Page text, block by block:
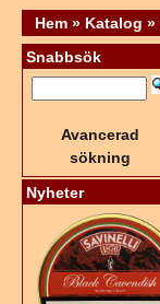
Hem » Katalog »
Snabbsök
Avancerad
sökning
Nyheter